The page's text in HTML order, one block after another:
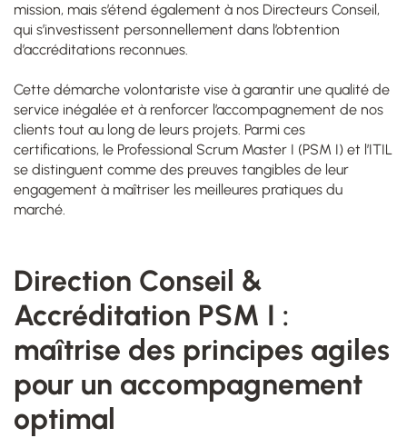
mission, mais s’étend également à nos Directeurs Conseil,
qui s’investissent personnellement dans l’obtention
d’accréditations reconnues.
Cette démarche volontariste vise à garantir une qualité de
service inégalée et à renforcer l’accompagnement de nos
clients tout au long de leurs projets. Parmi ces
certifications, le Professional Scrum Master I (PSM I) et l’ITIL
se distinguent comme des preuves tangibles de leur
engagement à maîtriser les meilleures pratiques du
marché.
Direction Conseil &
Accréditation PSM I :
maîtrise des principes agiles
pour un accompagnement
optimal